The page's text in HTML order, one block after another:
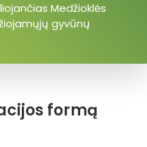
formą
Medžioklės
gyvūnų